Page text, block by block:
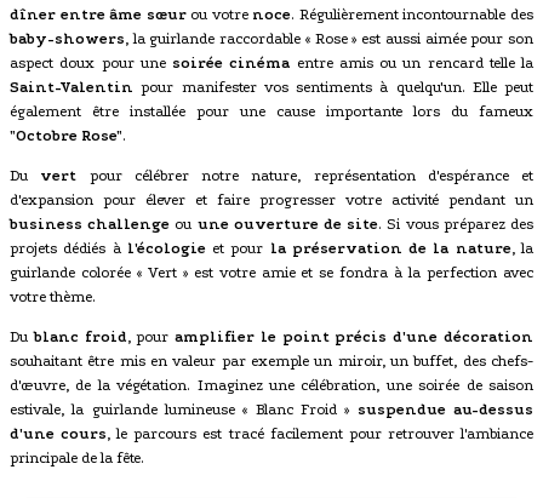
dîner entre âme sœurou votre noce. Régulièrement incontournable des
baby-showers, la guirlande raccordable « Rose » est aussi aimée pour son
aspect doux pour une soirée cinéma entre amis ou un rencard telle la
Saint-Valentin pour manifester vos sentiments à quelqu'un. Elle peut
également être installée pour une cause importante lors du fameux
"Octobre Rose".
Du vert pour célébrer notre nature, représentation d'espérance et
d'expansion pour élever et faire progresser votre activité pendant un
business challenge ou une ouverture de site. Si vous préparez des
projets dédiés à l'écologieet pour la préservation de la nature, la
guirlande colorée « Vert » est votre amie et se fondra à la perfection avec
votre thème.
Dublanc froid, pouramplifier le point précis d'une décoration
souhaitant être mis en valeur par exemple un miroir, un buffet, des chefs-
d'œuvre, de la végétation. Imaginez une célébration, une soirée de saison
estivale, la guirlande lumineuse « Blanc Froid » suspendue au-dessus
d'une cours, le parcours est tracé facilement pour retrouver l'ambiance
principale de la fête.